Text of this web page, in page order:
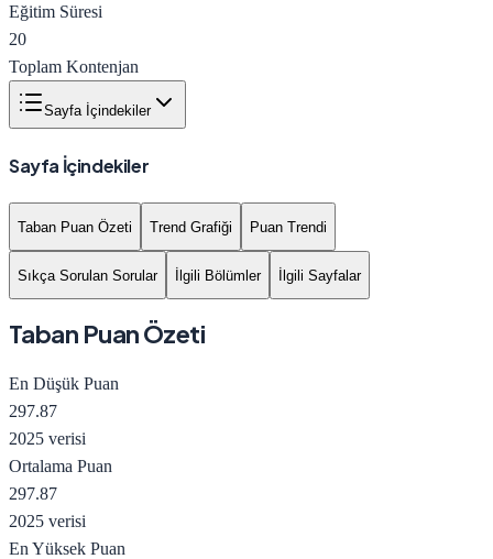
Eğitim Süresi
20
Toplam Kontenjan
Sayfa İçindekiler
Sayfa İçindekiler
Taban Puan Özeti Trend Grafiği Puan Trendi
Sıkça Sorulan Sorular İlgili Bölümler İlgili Sayfalar
Taban Puan Özeti
En Düşük Puan
297.87
2025 verisi
Ortalama Puan
297.87
2025 verisi
En Yüksek Puan